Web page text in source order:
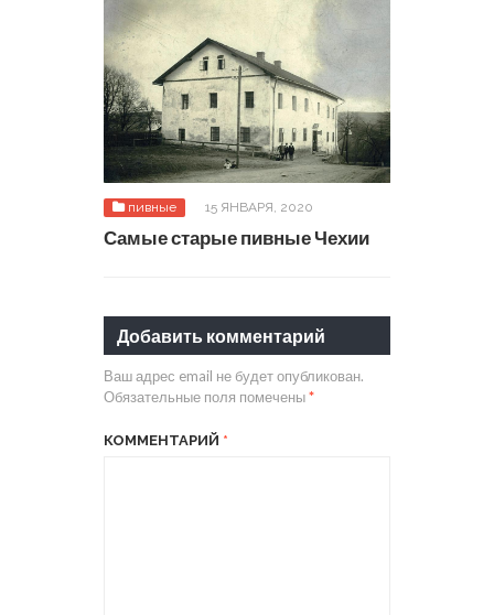
пивные 15 ЯНВАРЯ, 2020
Самые старые пивные Чехии
Добавить комментарий
Ваш адрес email не будет опубликован.
Обязательные поля помечены*
КОММЕНТАРИЙ *